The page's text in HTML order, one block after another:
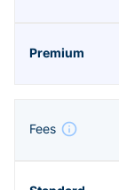
Fees